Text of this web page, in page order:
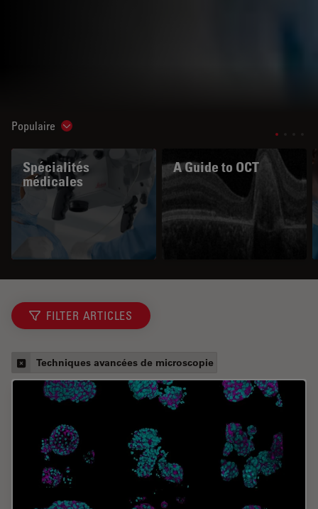
Populaire Show subnavigation
Spécialités
médicales
A Guide to OCT
FILTER ARTICLES
Techniques avancées de microscopie